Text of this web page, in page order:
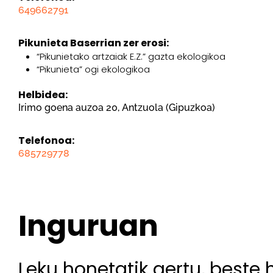
649662791
Pikunieta Baserrian zer erosi:
“Pikunietako artzaiak E.Z.” gazta ekologikoa
“Pikunieta” ogi ekologikoa
Helbidea:
Irimo goena auzoa 20, Antzuola (Gipuzkoa)
Telefonoa:
685729778
Inguruan